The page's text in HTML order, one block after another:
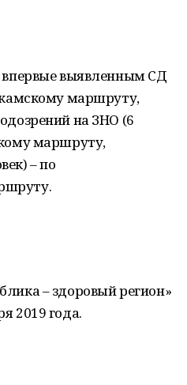
впервые выявленным СД
маршруту,
на ЗНО (6
маршруту,
– по
– здоровый регион»
2019 года.